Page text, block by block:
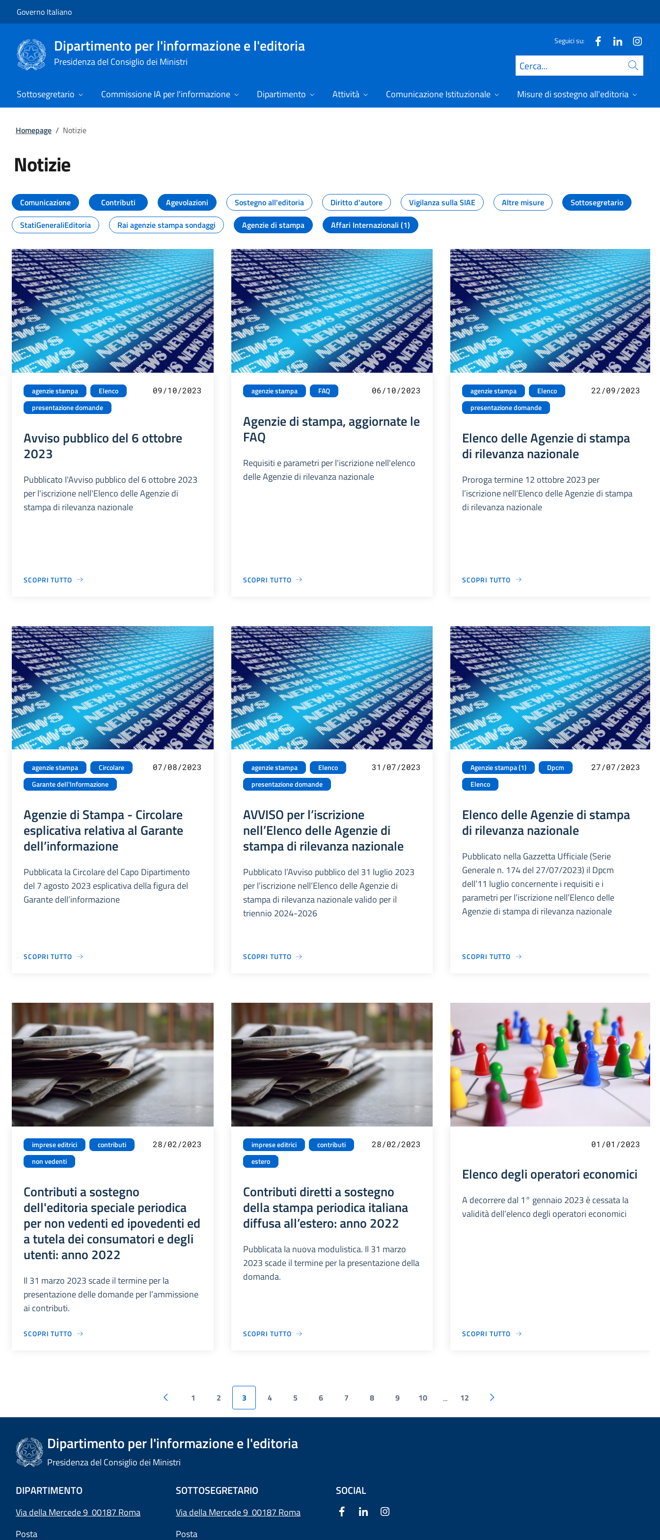
Governo Italiano
Dipartimento per l'informazione e l'editoria
Presidenza del Consiglio dei Ministri
Seguici su:
Cerca
Sottosegretario Commissione IA per l'informazione Dipartimento Attività Comunicazione Istituzionale Misure di sostegno all'editoria
Homepage / Notizie
Notizie
Tutti i contenuti della pagina Notizie
Comunicazione Contributi Agevolazioni Sostegno all'editoria Diritto d'autore Vigilanza sulla SIAE Altre misure
Sottosegretario
StatiGeneraliEditoria
Rai agenzie stampa sondaggi Agenzie di stampa Affari Internazionali (1)
agenzie stampa
Elenco
presentazione domande
09/10/2023
Avviso pubblico del 6 ottobre
2023
Pubblicato l'Avviso pubblico del 6 ottobre 2023
per l'iscrizione nell'Elenco delle Agenzie di
stampa di rilevanza nazionale
SCOPRI TUTTO
agenzie stampa FAQ 06/10/2023
Agenzie di stampa, aggiornate le
FAQ
Requisiti e parametri per l'iscrizione nell'elenco
delle Agenzie di rilevanza nazionale
SCOPRI TUTTO
agenzie stampa
Elenco
presentazione domande
22/09/2023
Elenco delle Agenzie di stampa
di rilevanza nazionale
Proroga termine 12 ottobre 2023 per
l’iscrizione nell’Elenco delle Agenzie di stampa
di rilevanza nazionale
SCOPRI TUTTO
agenzie stampa
Circolare
Garante dell'Informazione
07/08/2023
Agenzie di Stampa - Circolare
esplicativa relativa al Garante
dell’informazione
Pubblicata la Circolare del Capo Dipartimento
del 7 agosto 2023 esplicativa della figura del
Garante dell’informazione
SCOPRI TUTTO
agenzie stampa
Elenco
presentazione domande
31/07/2023
AVVISO per l’iscrizione
nell’Elenco delle Agenzie di
stampa di rilevanza nazionale
Pubblicato l’Avviso pubblico del 31 luglio 2023
per l’iscrizione nell’Elenco delle Agenzie di
stampa di rilevanza nazionale valido per il
triennio 2024-2026
SCOPRI TUTTO
Agenzie stampa (1)
Dpcm
Elenco
27/07/2023
Elenco delle Agenzie di stampa
di rilevanza nazionale
Pubblicato nella Gazzetta Ufficiale (Serie
Generale n. 174 del 27/07/2023) il Dpcm
dell’11 luglio concernente i requisiti e i
parametri per l’iscrizione nell’Elenco delle
Agenzie di stampa di rilevanza nazionale
SCOPRI TUTTO
imprese editrici
contributi
non vedenti
28/02/2023
Contributi a sostegno
dell'editoria speciale periodica
per non vedenti ed ipovedenti ed
a tutela dei consumatori e degli
utenti: anno 2022
Il 31 marzo 2023 scade il termine per la
presentazione delle domande per l’ammissione
ai contributi.
SCOPRI TUTTO
imprese editrici
contributi
estero
28/02/2023
Contributi diretti a sostegno
della stampa periodica italiana
diffusa all’estero: anno 2022
Pubblicata la nuova modulistica. Il 31 marzo
2023 scade il termine per la presentazione della
domanda.
SCOPRI TUTTO
01/01/2023
Elenco degli operatori economici
A decorrere dal 1° gennaio 2023 è cessata la
validità dell’elenco degli operatori economici
SCOPRI TUTTO
1 2 3 4 5 6 7 8 9 10 ... 12
Dipartimento per l'informazione e l'editoria
Presidenza del Consiglio dei Ministri
DIPARTIMENTO
Via della Mercede 9 00187 Roma
Posta
SOTTOSEGRETARIO
Via della Mercede 9 00187 Roma
Posta
SOCIAL